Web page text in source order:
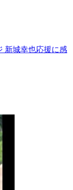
新城幸也応援に感